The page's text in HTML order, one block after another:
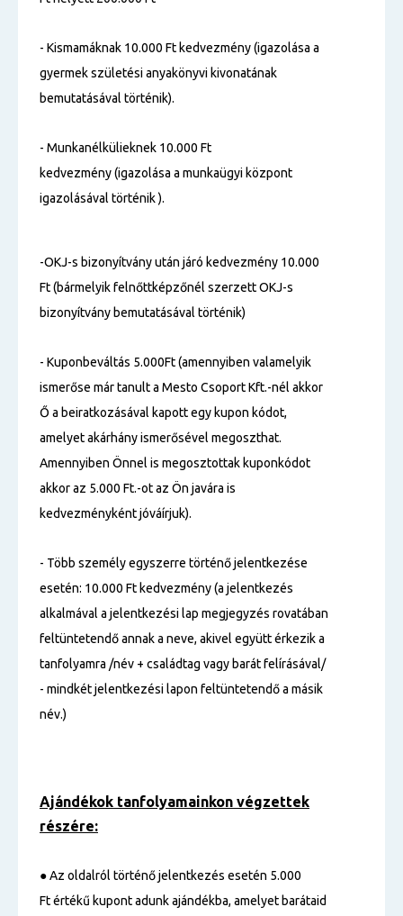
- Kismamáknak 10.000 Ft kedvezmény (igazolása a
gyermek születési anyakönyvi kivonatának
bemutatásával történik).
- Munkanélkülieknek 10.000 Ft
kedvezmény (igazolása a munkaügyi központ
igazolásával történik ).
-OKJ-s bizonyítvány után járó kedvezmény 10.000
Ft (bármelyik felnőttképzőnél szerzett OKJ-s
bizonyítvány bemutatásával történik)
- Kuponbeváltás 5.000Ft (amennyiben valamelyik
ismerőse már tanult a Mesto Csoport Kft.-nél akkor
Ő a beiratkozásával kapott egy kupon kódot,
amelyet akárhány ismerősével megoszthat.
Amennyiben Önnel is megosztottak kuponkódot
akkor az 5.000 Ft.-ot az Ön javára is
kedvezményként jóváírjuk).
- Több személy egyszerre történő jelentkezése
esetén: 10.000 Ft kedvezmény (a jelentkezés
alkalmával a jelentkezési lap megjegyzés rovatában
feltüntetendő annak a neve, akivel együtt érkezik a
tanfolyamra /név + családtag vagy barát felírásával/
- mindkét jelentkezési lapon feltüntetendő a másik
név.)
Ajándékok tanfolyamainkon végzettek
részére:
● Az oldalról történő jelentkezés esetén 5.000
Ft értékű kupont adunk ajándékba, amelyet barátaid